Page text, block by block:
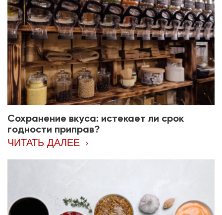
Сохранение вкуса: истекает ли срок
годности приправ?
ЧИТАТЬ ДАЛЕЕ